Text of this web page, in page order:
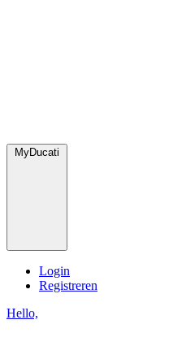
MyDucati
Login
Registreren
Hello,